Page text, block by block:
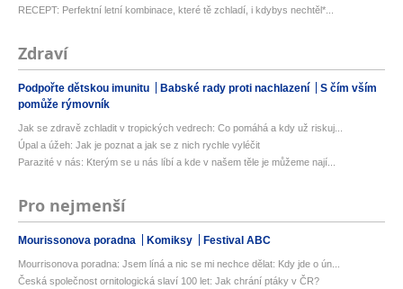
RECEPT: Perfektní letní kombinace, které tě zchladí, i kdybys nechtěl*...
Zdraví
Podpořte dětskou imunitu Babské rady proti nachlazení
S čím vším
pomůže rýmovník
Jak se zdravě zchladit v tropických vedrech: Co pomáhá a kdy už riskuj...
Úpal a úžeh: Jak je poznat a jak se z nich rychle vyléčit
Parazité v nás: Kterým se u nás líbí a kde v našem těle je můžeme nají...
Pro nejmenší
Mourissonova poradna Komiksy Festival ABC
Mourrisonova poradna: Jsem líná a nic se mi nechce dělat: Kdy jde o ún...
Česká společnost ornitologická slaví 100 let: Jak chrání ptáky v ČR?